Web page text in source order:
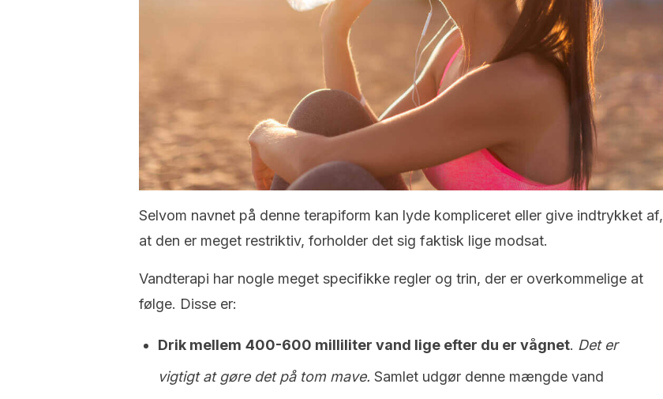
Selvom navnet på denne terapiform kan lyde kompliceret eller give indtrykket af,
at den er meget restriktiv, forholder det sig faktisk lige modsat.
Vandterapi har nogle meget specifikke regler og trin, der er overkommelige at
følge. Disse er:
Drik mellem 400-600 milliliter vand lige efter du er vågnet. Det er
vigtigt at gøre det på tom mave. Samlet udgør denne mængde vand